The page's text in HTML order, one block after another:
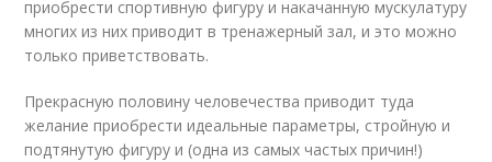
приобрести спортивную фигуру и накачанную мускулатуру
многих из них приводит в тренажерный зал, и это можно
только приветствовать.
Прекрасную половину человечества приводит туда
желание приобрести идеальные параметры, стройную и
подтянутую фигуру и (одна из самых частых причин!)